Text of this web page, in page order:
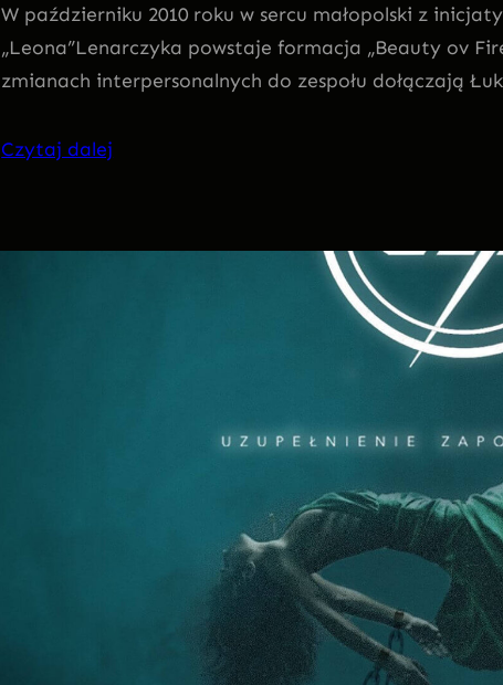
W październiku 2010 roku w sercu małopolski z
„Leona”Lenarczyka powstaje formacja „Beauty ov
zmianach interpersonalnych do zespołu dołączają
Czytaj dalej